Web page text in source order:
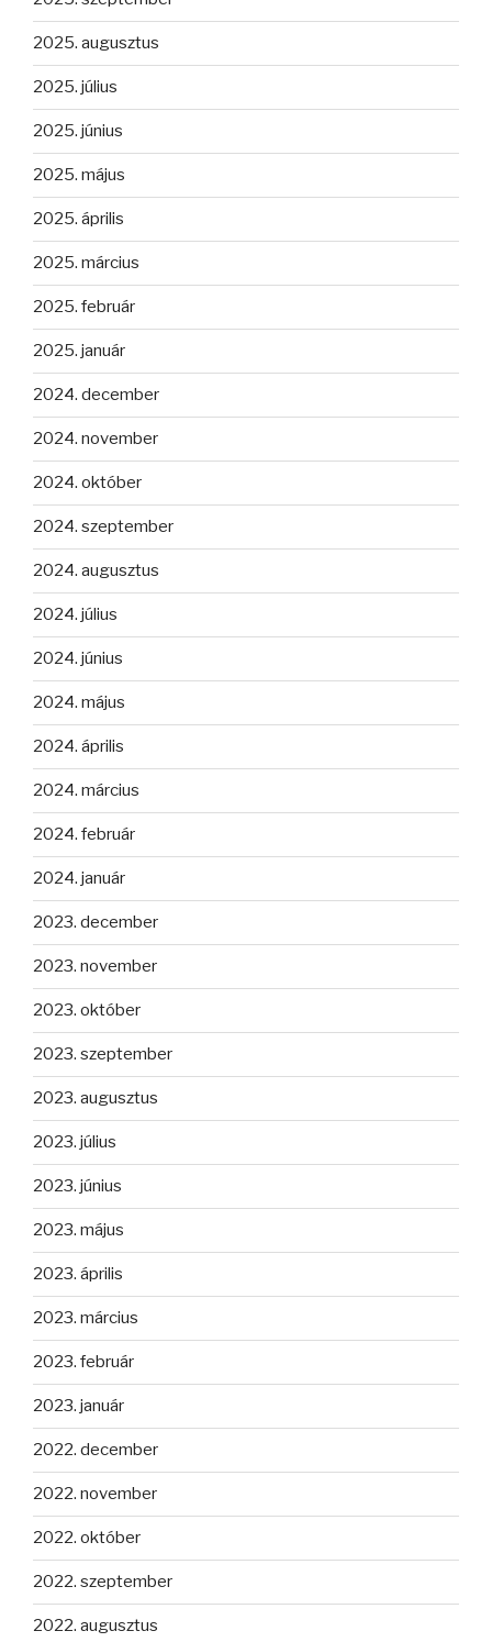
2025. augusztus
2025. július
2025. június
2025. május
2025. április
2025. március
2025. február
2025. január
2024. december
2024. november
2024. október
2024. szeptember
2024. augusztus
2024. július
2024. június
2024. május
2024. április
2024. március
2024. február
2024. január
2023. december
2023. november
2023. október
2023. szeptember
2023. augusztus
2023. július
2023. június
2023. május
2023. április
2023. március
2023. február
2023. január
2022. december
2022. november
2022. október
2022. szeptember
2022. augusztus